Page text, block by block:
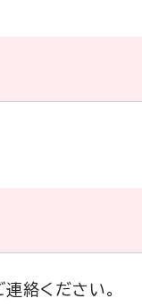
絡ください。